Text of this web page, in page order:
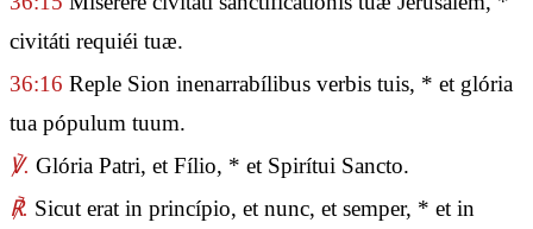
civitáti requiéi tuæ.
36:16 Reple Sion inenarrabílibus verbis tuis, * et glória
tua pópulum tuum.
℣. Glória Patri, et Fílio, * et Spirítui Sancto.
℟. Sicut erat in princípio, et nunc, et semper, * et in